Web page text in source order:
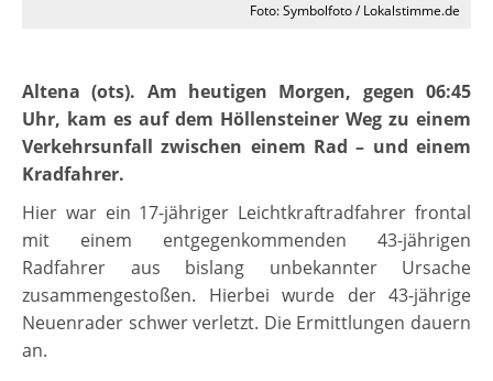
Foto: Symbolfoto / Lokalstimme.de
Altena (ots). Am heutigen Morgen, gegen 06:45
Uhr, kam es auf dem Höllensteiner Weg zu einem
Verkehrsunfall zwischen einem Rad – und einem
Kradfahrer.
Hier war ein 17-jähriger Leichtkraftradfahrer frontal
mit einem entgegenkommenden 43-jährigen
Radfahrer aus bislang unbekannter Ursache
zusammengestoßen. Hierbei wurde der 43-jährige
Neuenrader schwer verletzt. Die Ermittlungen dauern
an.